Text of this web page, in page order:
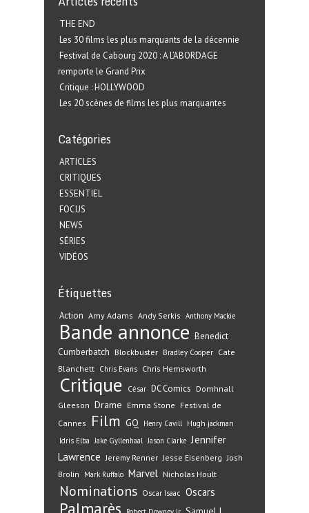
THE END
Les 30 films les plus marquants de la décennie
Festival de Cabourg 2020 : A L’ABORDAGE
remporte le Grand Prix
Critique : HOLLYWOOD
Les 20 scènes de films les plus marquantes
Catégories
ARTICLES
CRITIQUES
ESSENTIEL
FOCUS
NEWS
SÉRIES
VIDÉOS
Étiquettes
Action Amy Adams Andy Serkis Anthony Mackie
Bande annonce Benedict
Cumberbatch Blockbuster Bradley Cooper Cate
Blanchett Chris Evans Chris Hemsworth
Critique César DC Comics Domhnall
Gleeson Drame Emma Stone Festival de
Cannes
Film GQ Henry Cavill Hugh jackman
Idris Elba Jake Gyllenhaal Jason Clarke Jennifer
Lawrence Jeremy Renner Jesse Eisenberg Josh
Brolin
Mark Ruffalo Marvel Nicholas Hoult
Nominations Oscar Isaac Oscars
Palmarès